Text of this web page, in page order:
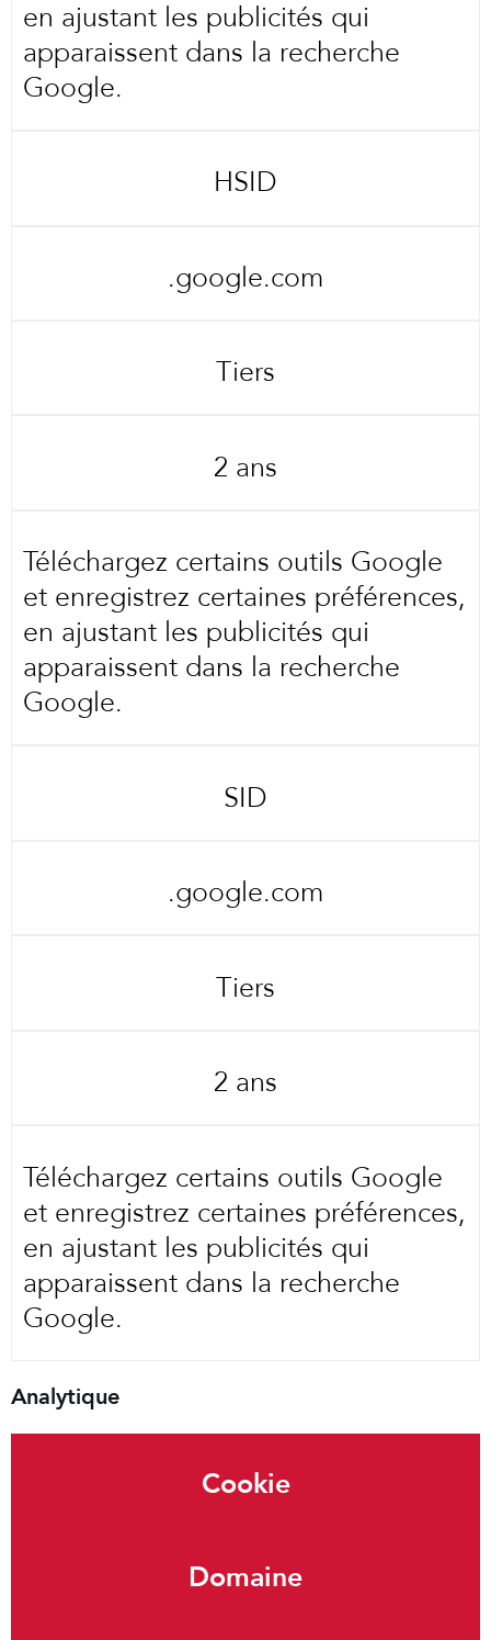
en ajustant les publicités qui
apparaissent dans la recherche
Google.
HSID
.google.com
Tiers
2 ans
Téléchargez certains outils Google
et enregistrez certaines préférences,
en ajustant les publicités qui
apparaissent dans la recherche
Google.
SID
.google.com
Tiers
2 ans
Téléchargez certains outils Google
et enregistrez certaines préférences,
en ajustant les publicités qui
apparaissent dans la recherche
Google.
Analytique
Cookie
Domaine